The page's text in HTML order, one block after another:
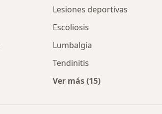
Lesiones deportivas
Escoliosis
Lumbalgia
Tendinitis
Ver más (15)